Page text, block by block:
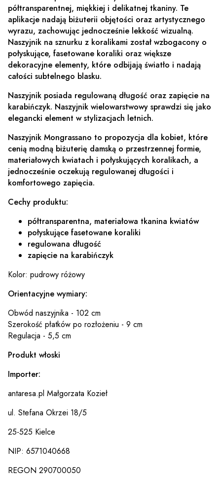
półtransparentnej, miękkiej i delikatnej tkaniny. Te
aplikacje nadają biżuterii objętości oraz artystycznego
wyrazu, zachowując jednocześnie lekkość wizualną.
Naszyjnik na sznurku z koralikami został wzbogacony o
połyskujące, fasetowane koraliki oraz większe
dekoracyjne elementy, które odbijają światło i nadają
całości subtelnego blasku.
Naszyjnik posiada regulowaną długość oraz zapięcie na
karabińczyk. Naszyjnik wielowarstwowy sprawdzi się jako
elegancki element w stylizacjach letnich.
Naszyjnik Mongrassano to propozycja dla kobiet, które
cenią modną biżuterię damską o przestrzennej formie,
materiałowych kwiatach i połyskujących koralikach, a
jednocześnie oczekują regulowanej długości i
komfortowego zapięcia.
Cechy produktu:
półtransparentna, materiałowa tkanina kwiatów
połyskujące fasetowane koraliki
regulowana długość
zapięcie na karabińczyk
Kolor: pudrowy różowy
Orientacyjne wymiary:
Obwód naszyjnika - 102 cm
Szerokość płatków po rozłożeniu - 9 cm
Regulacja - 5,5 cm
Produkt włoski
Importer:
antaresa.pl Małgorzata Kozieł
ul. Stefana Okrzei 18/5
25-525 Kielce
NIP: 6571040668
REGON 290700050